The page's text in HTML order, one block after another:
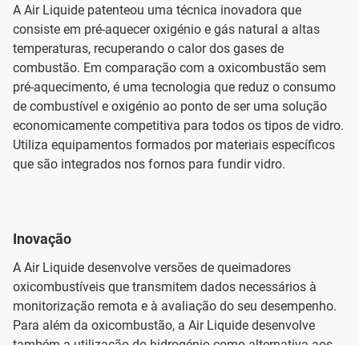
A Air Liquide patenteou uma técnica inovadora que
consiste em pré-aquecer oxigénio e gás natural a altas
temperaturas, recuperando o calor dos gases de
combustão. Em comparação com a oxicombustão sem
pré-aquecimento, é uma tecnologia que reduz o consumo
de combustível e oxigénio ao ponto de ser uma solução
economicamente competitiva para todos os tipos de vidro.
Utiliza equipamentos formados por materiais específicos
que são integrados nos fornos para fundir vidro.
Inovação
A Air Liquide desenvolve versões de queimadores
oxicombustíveis que transmitem dados necessários à
monitorização remota e à avaliação do seu desempenho.
Para além da oxicombustão, a Air Liquide desenvolve